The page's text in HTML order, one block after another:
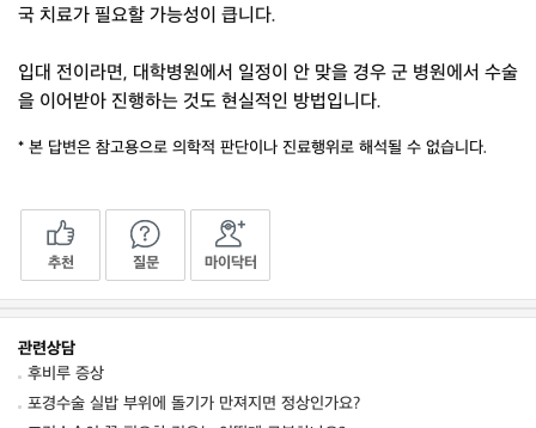
국 치료가 필요할 가능성이 큽니다.
입대 전이라면, 대학병원에서 일정이 안 맞을 경우 군 병원에서 수술
을 이어받아 진행하는 것도 현실적인 방법입니다.
* 본 답변은 참고용으로 의학적 판단이나 진료행위로 해석될 수 없습니다.
추천 질문 마이닥터
관련상담
후비루 증상
포경수술 실밥 부위에 돌기가 만져지면 정상인가요?